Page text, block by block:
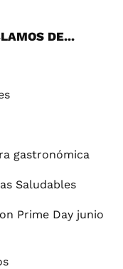
DE...
gastronómica
Saludables
Prime Day junio